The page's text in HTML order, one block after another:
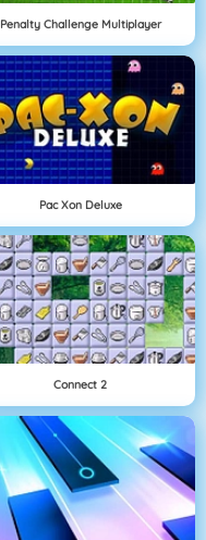
Penalty Challenge Multiplayer
Pac Xon Deluxe
Connect 2